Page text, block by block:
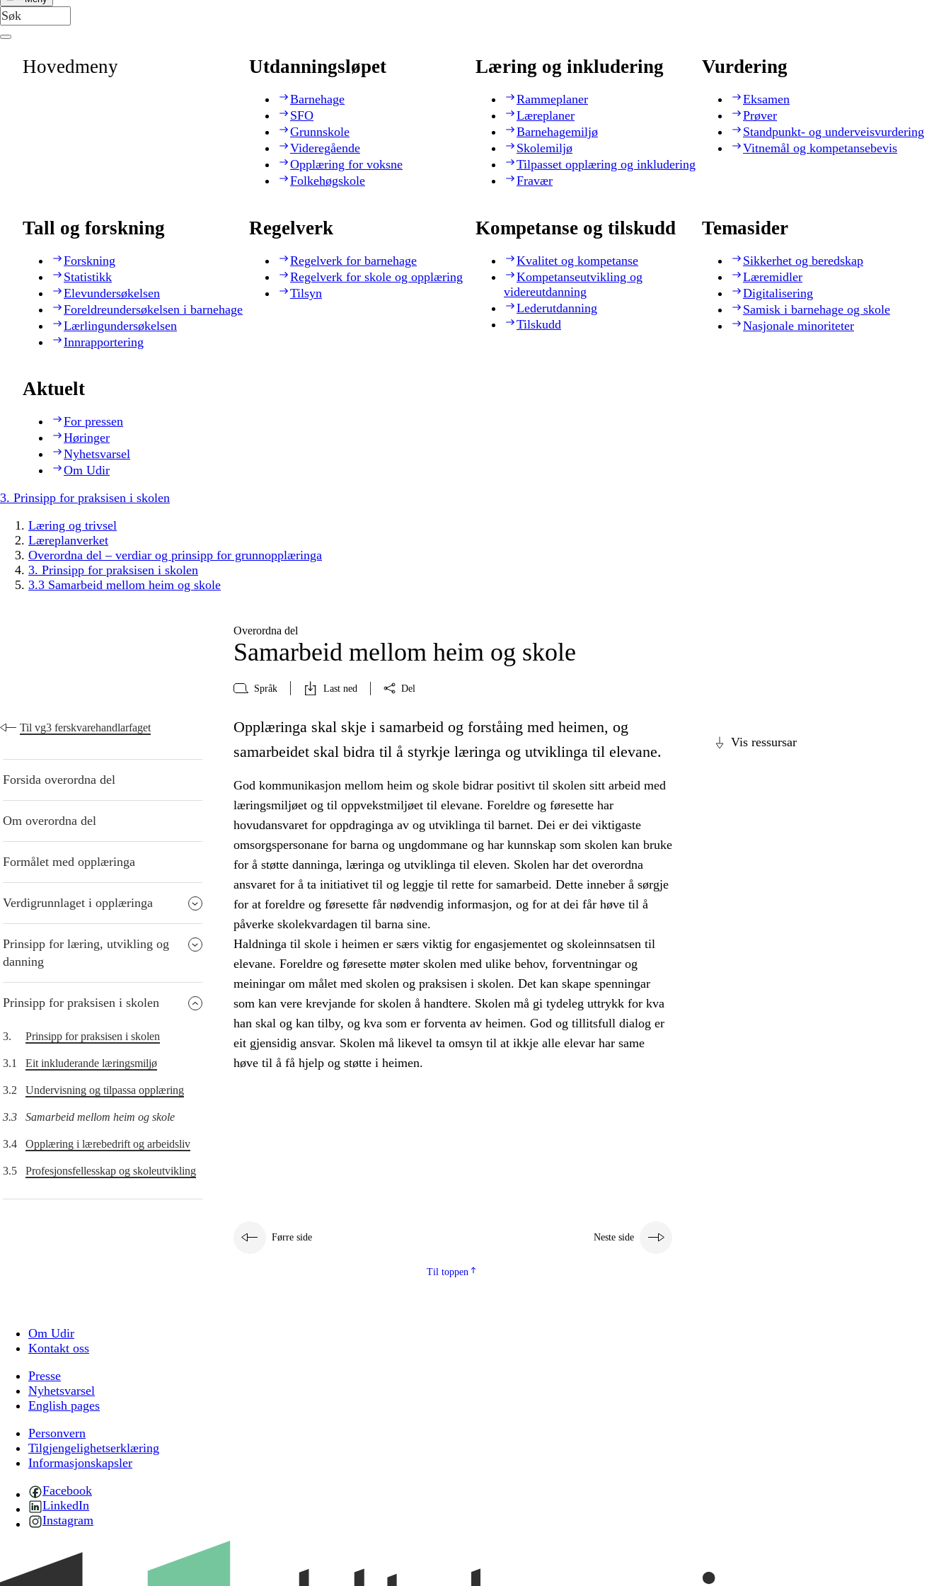
Hovedmeny Utdanningsløpet
Barnehage
SFO
Grunnskole
Videregående
Opplæring for voksne
Folkehøgskole
Læring og inkludering
Rammeplaner
Læreplaner
Barnehagemiljø
Skolemiljø
Tilpasset opplæring og inkludering
Fravær
Vurdering
Eksamen
Prøver
Standpunkt- og underveisvurdering
Vitnemål og kompetansebevis
Tall og forskning
Forskning
Statistikk
Elevundersøkelsen
Foreldreundersøkelsen i barnehage
Lærlingundersøkelsen
Innrapportering
Regelverk
Regelverk for barnehage
Regelverk for skole og opplæring
Tilsyn
Kompetanse og tilskudd
Kvalitet og kompetanse
Kompetanseutvikling og
videreutdanning
Lederutdanning
Tilskudd
Temasider
Sikkerhet og beredskap
Læremidler
Digitalisering
Samisk i barnehage og skole
Nasjonale minoriteter
Aktuelt
For pressen
Høringer
Nyhetsvarsel
Om Udir
3. Prinsipp for praksisen i skolen
Læring og trivsel
Læreplanverket
Overordna del – verdiar og prinsipp for grunnopplæringa
3. Prinsipp for praksisen i skolen
3.3 Samarbeid mellom heim og skole
Overordna del
Samarbeid mellom heim og skole
Språk Last ned Del
Til vg3 ferskvarehandlarfaget
Forsida overordna del
Om overordna del
Formålet med opplæringa
Verdigrunnlaget i opplæringa
Prinsipp for læring, utvikling og
danning
Prinsipp for praksisen i skolen
3. Prinsipp for praksisen i skolen
3.1 Eit inkluderande læringsmiljø
3.2 Undervisning og tilpassa opplæring
3.3 Samarbeid mellom heim og skole
3.4 Opplæring i lærebedrift og arbeidsliv
3.5 Profesjonsfellesskap og skoleutvikling
Vis ressursar
Opplæringa skal skje i samarbeid og forståing med heimen, og
samarbeidet skal bidra til å styrkje læringa og utviklinga til elevane.
God kommunikasjon mellom heim og skole bidrar positivt til skolen sitt arbeid med
læringsmiljøet og til oppvekstmiljøet til elevane. Foreldre og føresette har
hovudansvaret for oppdraginga av og utviklinga til barnet. Dei er dei viktigaste
omsorgspersonane for barna og ungdommane og har kunnskap som skolen kan bruke
for å støtte danninga, læringa og utviklinga til eleven. Skolen har det overordna
ansvaret for å ta initiativet til og leggje til rette for samarbeid. Dette inneber å sørgje
for at foreldre og føresette får nødvendig informasjon, og for at dei får høve til å
påverke skolekvardagen til barna sine.
Haldninga til skole i heimen er særs viktig for engasjementet og skoleinnsatsen til
elevane. Foreldre og føresette møter skolen med ulike behov, forventningar og
meiningar om målet med skolen og praksisen i skolen. Det kan skape spenningar
som kan vere krevjande for skolen å handtere. Skolen må gi tydeleg uttrykk for kva
han skal og kan tilby, og kva som er forventa av heimen. God og tillitsfull dialog er
eit gjensidig ansvar. Skolen må likevel ta omsyn til at ikkje alle elevar har same
høve til å få hjelp og støtte i heimen.
Førre side Neste side
Til toppen
Om Udir
Kontakt oss
Presse
Nyhetsvarsel
English pages
Personvern
Tilgjengelighetserklæring
Informasjonskapsler
Facebook
LinkedIn
Instagram